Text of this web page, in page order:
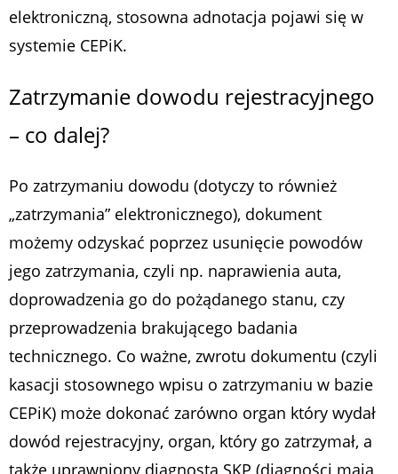
elektroniczną, stosowna adnotacja pojawi się w
systemie CEPiK.
Zatrzymanie dowodu rejestracyjnego
– co dalej?
Po zatrzymaniu dowodu (dotyczy to również
„zatrzymania” elektronicznego), dokument
możemy odzyskać poprzez usunięcie powodów
jego zatrzymania, czyli np. naprawienia auta,
doprowadzenia go do pożądanego stanu, czy
przeprowadzenia brakującego badania
technicznego. Co ważne, zwrotu dokumentu (czyli
kasacji stosownego wpisu o zatrzymaniu w bazie
CEPiK) może dokonać zarówno organ który wydał
dowód rejestracyjny, organ, który go zatrzymał, a
także uprawniony diagnosta SKP (diagności mają